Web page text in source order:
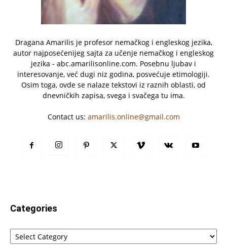
Dragana Amarilis je profesor nemačkog i engleskog jezika,
autor najposećenijeg sajta za učenje nemačkog i engleskog
jezika - abc.amarilisonline.com. Posebnu ljubav i
interesovanje, već dugi niz godina, posvećuje etimologiji.
Osim toga, ovde se nalaze tekstovi iz raznih oblasti, od
dnevničkih zapisa, svega i svačega tu ima.
Contact us: amarilis.online@gmail.com
Categories
Categories